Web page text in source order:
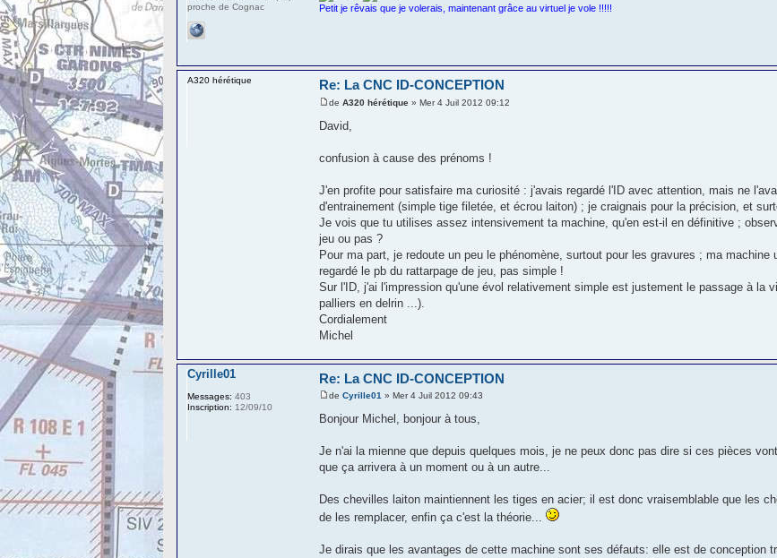
Petit je rêvais que je volerais, maintenant grâce au virtuel je vole !!!!!
proche de Cognac
Re: La CNC ID-CONCEPTION
deA320 hérétique » Mer 4 Juil 2012 09:12
David,
confusion à cause des prénoms !
J'en profite pour satisfaire ma curiosité : j'avais regardé l'ID avec attention, mais ne
d'entrainement (simple tige filetée, et écrou laiton) ; je craignais pour la précision, et
Je vois que tu utilises assez intensivement ta machine, qu'en est-il en définitive ;
jeu ou pas ?
Pour ma part, je redoute un peu le phénomène, surtout pour les gravures ; ma
regardé le pb du rattarpage de jeu, pas simple !
Sur l'ID, j'ai l'impression qu'une évol relativement simple est justement le passage à la
palliers en delrin ...).
Cordialement
Michel
A320 hérétique
Re: La CNC ID-CONCEPTION
deCyrille01 » Mer 4 Juil 2012 09:43
Bonjour Michel, bonjour à tous,
Je n'ai la mienne que depuis quelques mois, je ne peux donc pas dire si ces pièces
que ça arrivera à un moment ou à un autre...
Des chevilles laiton maintiennent les tiges en acier; il est donc vraisemblable que les
de les remplacer, enfin ça c'est la théorie...
Je dirais que les avantages de cette machine sont ses défauts: elle est de conception
Cyrille01
Messages: 403
Inscription: 12/09/10